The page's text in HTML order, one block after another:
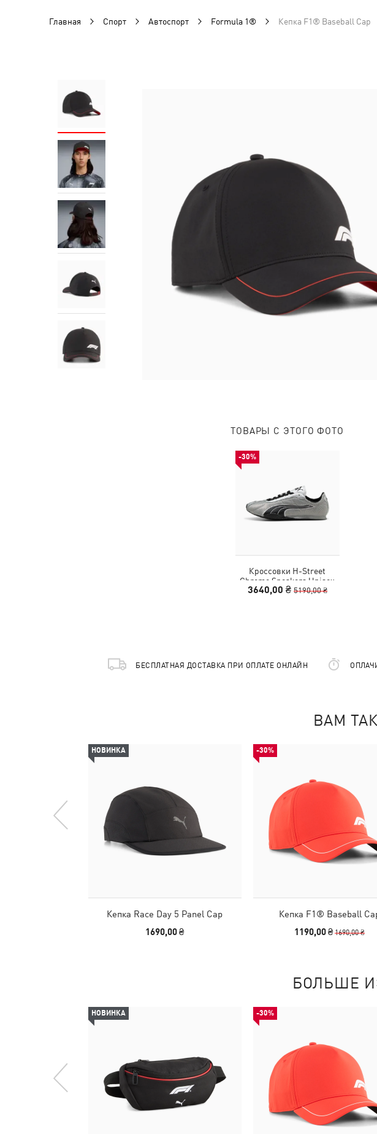
Главная Спорт Автоспорт Formula 1® Кепка F1® Baseball Cap
ТОВАРЫ С ЭТОГО ФОТО
-30%
Кроссовки H-Street
Chrome Sneakers Unisex
3640,00 ₴ 5190,00 ₴
БЕСПЛАТНАЯ ДОСТАВКА ПРИ ОПЛАТЕ ОНЛАЙН
ВАМ
НОВИНКА
Кепка Race Day 5 Panel Cap
1690,00 ₴
-30%
Кепка F1® Baseball
1190,00 ₴1690,00 ₴
БОЛЬШЕ
НОВИНКА -30%